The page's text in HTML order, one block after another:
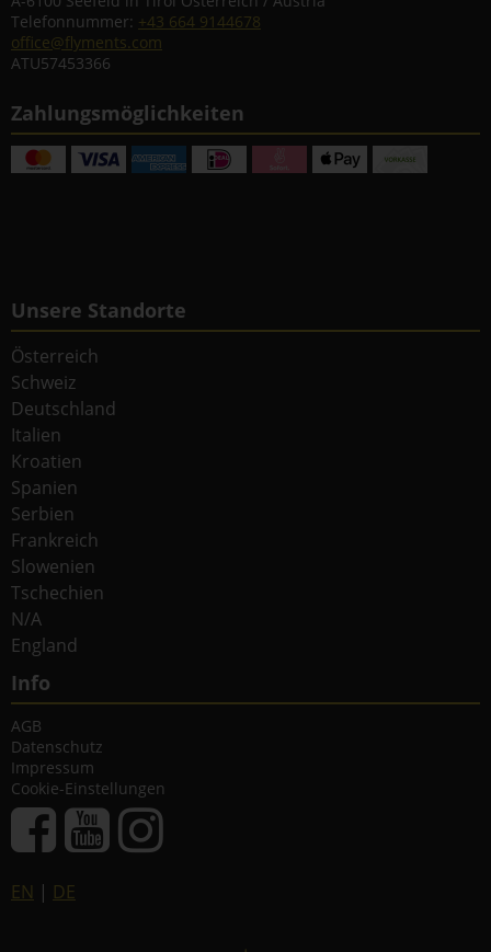
Telefonnummer: +43 664 9144678
office@flyments.com
ATU57453366
Zahlungsmöglichkeiten
Unsere Standorte
Österreich
Schweiz
Deutschland
Italien
Kroatien
Spanien
Serbien
Frankreich
Slowenien
Tschechien
N/A
England
Info
AGB
Datenschutz
Impressum
Cookie-Einstellungen
EN | DE